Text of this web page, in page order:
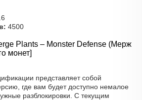
4500
Plants – Monster Defense (Мерж
монет]
представляет собой
где вам будет доступно немалое
разблокировки. С текущим